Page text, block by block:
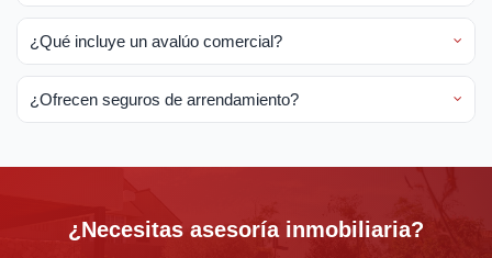
¿Qué incluye un avalúo comercial?
¿Ofrecen seguros de arrendamiento?
¿Necesitas asesoría inmobiliaria?